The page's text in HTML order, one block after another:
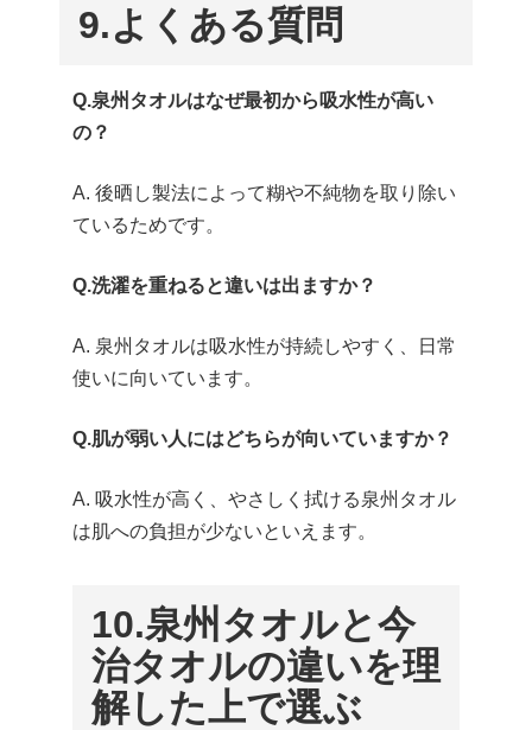
9.よくある質問
Q.泉州タオルはなぜ最初から吸水性が高い
の？
A. 後晒し製法によって糊や不純物を取り除い
ているためです。
Q.洗濯を重ねると違いは出ますか？
A. 泉州タオルは吸水性が持続しやすく、日常
使いに向いています。
Q.肌が弱い人にはどちらが向いていますか？
A. 吸水性が高く、やさしく拭ける泉州タオル
は肌への負担が少ないといえます。
10.泉州タオルと今
治タオルの違いを理
解した上で選ぶ